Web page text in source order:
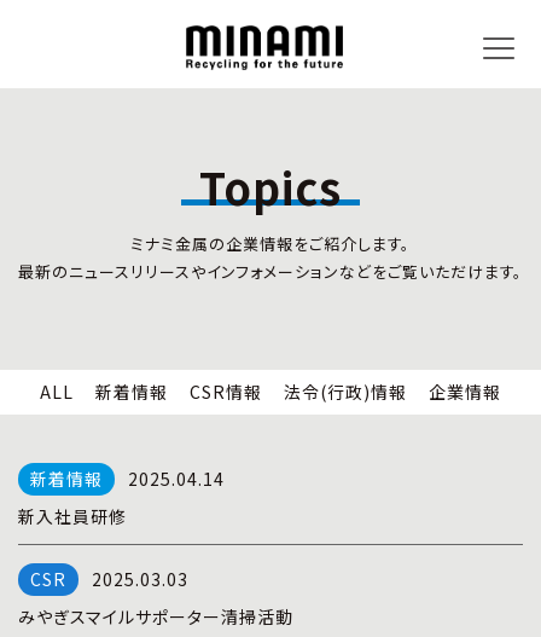
CSR情報
企業情報
全国事業所紹介
事業内容
リサイクルサービス
小型家電リサイクル法
全国の回収対応
Topics
ミナミ金属の企業情報をご紹介します。
最新のニュースリリースやインフォメーションなどをご覧いただけます。
ALL 新着情報 CSR情報 法令(行政)情報 企業情報
2025.04.14
新入社員研修
2025.03.03
みやぎスマイルサポーター清掃活動